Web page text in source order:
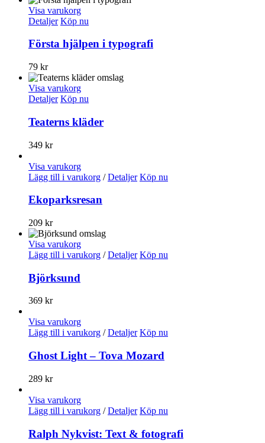
Visa varukorg
Detaljer Köp nu
Första hjälpen i typografi
79 kr
Visa varukorg
Detaljer Köp nu
Teaterns kläder
349 kr
Visa varukorg
Lägg till i varukorg / Detaljer Köp nu
Ekoparksresan
209 kr
Visa varukorg
Lägg till i varukorg / Detaljer Köp nu
Björksund
369 kr
Visa varukorg
Lägg till i varukorg / Detaljer Köp nu
Ghost Light – Tova Mozard
289 kr
Visa varukorg
Lägg till i varukorg / Detaljer Köp nu
Ralph Nykvist: Text & fotografi